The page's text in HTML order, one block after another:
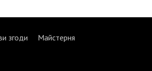
згоди Майстерня